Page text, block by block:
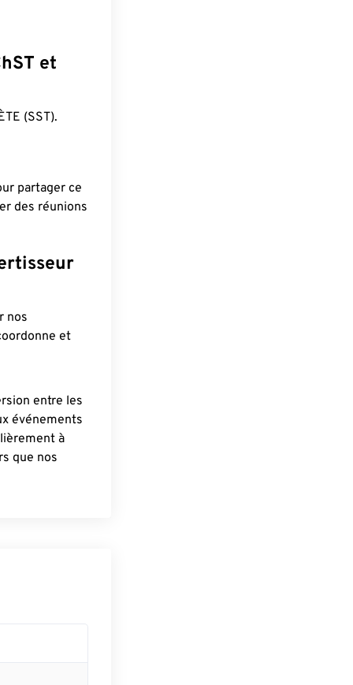
et
(SST).
partager ce
des réunions
nos
et
entre les
événements
à
que nos